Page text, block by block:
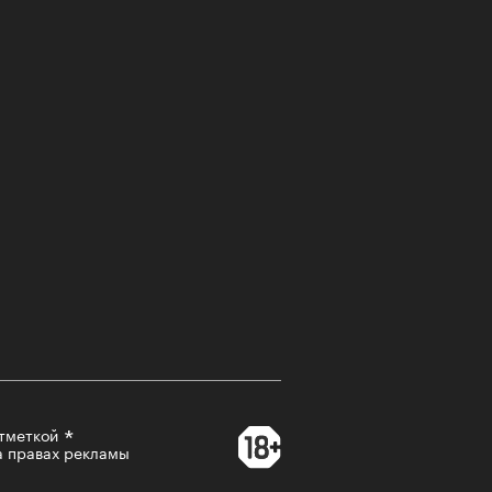
правах рекламы